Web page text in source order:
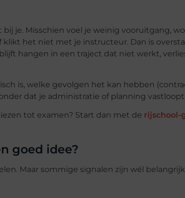
je. Misschien voel je weinig vooruitgang,
klikt het niet met je instructeur. Dan is
hangen in een traject dat niet werkt,
is, welke gevolgen het kan hebben
dat je administratie of planning vastloopt.
tot examen? Start dan met de rijschool-
goed idee?
Maar sommige signalen zijn wél